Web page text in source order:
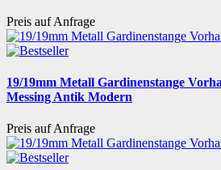
Preis auf Anfrage
19/19mm Metall Gardinenstange
Messing Antik Modern
Preis auf Anfrage